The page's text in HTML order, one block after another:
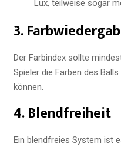
Lux, teilweise sogar
3.
Der Farbindex sollte
Spieler die Farben des
können.
4. Blendfreiheit
Ein blendfreies System ist